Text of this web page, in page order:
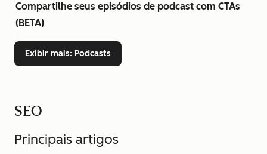
Compartilhe seus episódios de podcast com CTAs
(BETA)
Exibir mais: Podcasts
SEO
Principais artigos